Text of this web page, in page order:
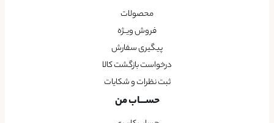
محصولات
فروش ویــژه
پیگیری سفارش
درخواست بازگشت کالا
ثبت نظرات و شکایات
حســـاب من